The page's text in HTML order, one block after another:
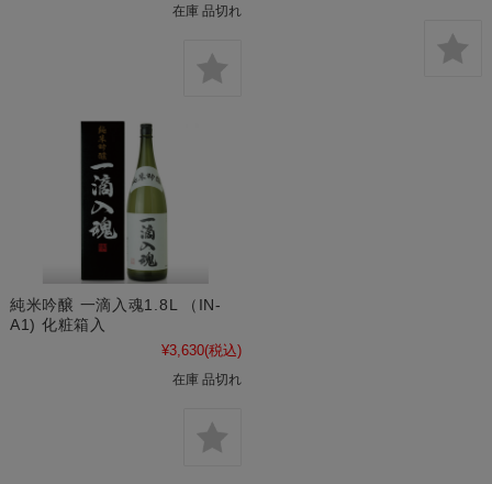
在庫 品切れ
純米吟醸 一滴入魂1.8L （IN-
A1) 化粧箱入
¥3,630(税込)
在庫 品切れ